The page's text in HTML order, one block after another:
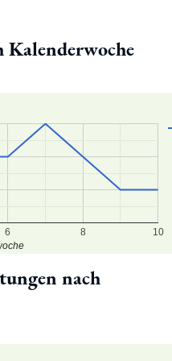
Kalenderwoche
6 8 10
nach